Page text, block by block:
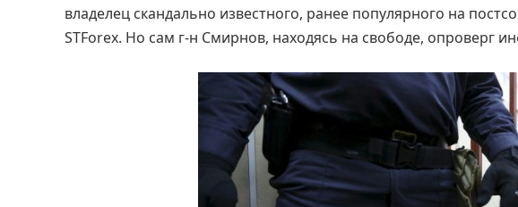
владелец скандально известного, ранее популярного на
STForex. Но сам г-н Смирнов, находясь на свободе, опроверг